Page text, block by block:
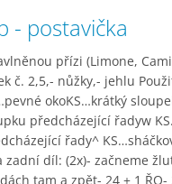
- postavička
přízi (Limone,
č. 2,5,- nůžky,- jehlu
okoKS…krátký
předcházející řadyw
řady^
zadní díl: (2x)- začneme
tam a zpět- 24 + 1 ŘO-